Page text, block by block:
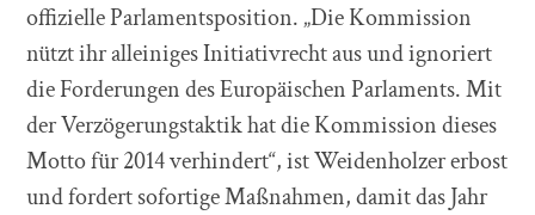
offizielle Parlamentsposition. „Die Kommission
nützt ihr alleiniges Initiativrecht aus und ignoriert
die Forderungen des Europäischen Parlaments. Mit
der Verzögerungstaktik hat die Kommission dieses
Motto für 2014 verhindert“, ist Weidenholzer erbost
und fordert sofortige Maßnahmen, damit das Jahr